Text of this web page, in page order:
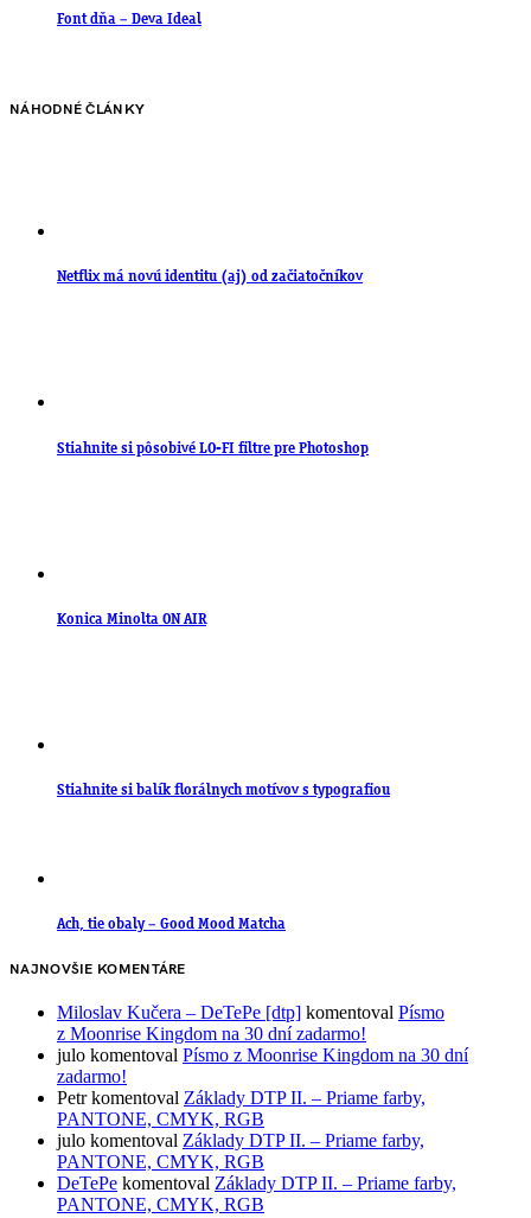
Font dňa – Deva Ideal
NÁHODNÉ ČLÁNKY
Netflix má novú identitu (aj) od začiatočníkov
Stiahnite si pôsobivé LO-FI filtre pre Photoshop
Konica Minolta ON AIR
Stiahnite si balík florálnych motívov s typografiou
Ach, tie obaly – Good Mood Matcha
NAJNOVŠIE KOMENTÁRE
Miloslav Kučera – DeTePe [dtp] komentoval Písmo
z Moonrise Kingdom na 30 dní zadarmo!
julo komentoval Písmo z Moonrise Kingdom na 30 dní
zadarmo!
Petrkomentoval Základy DTP II. – Priame farby,
PANTONE, CMYK, RGB
julo komentoval Základy DTP II. – Priame farby,
PANTONE, CMYK, RGB
DeTePe komentoval Základy DTP II. – Priame farby,
PANTONE, CMYK, RGB